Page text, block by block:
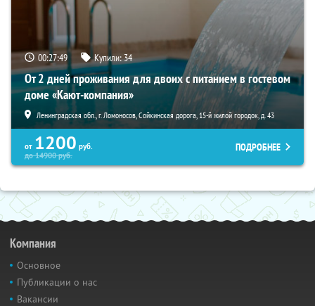
00:27:48 Купили:34
От 2 дней проживания для двоих с питанием в гостевом
доме «Кают-компания»
Ленинградская обл., г. Ломоносов, Сойкинская дорога, 15-й жилой городок, д. 43
от 1200 руб.
до14900руб.
ПОДРОБНЕЕ
Компания
Основное
Публикации о нас
Вакансии